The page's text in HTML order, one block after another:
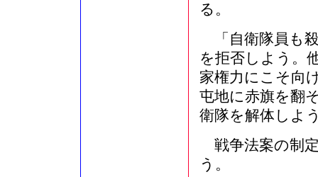
る。
「自衛隊員も
を拒否しよう。
家権力にこそ向
屯地に赤旗を翻
衛隊を解体しよ
戦争法案の制
う。